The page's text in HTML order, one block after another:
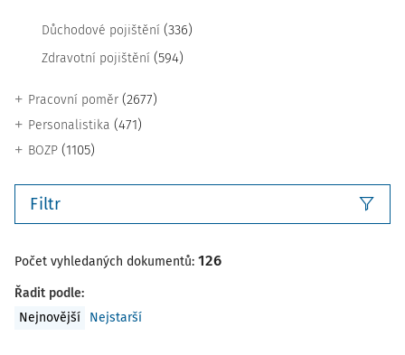
Důchodové pojištění (336)
Zdravotní pojištění (594)
Pracovní poměr (2677)
Personalistika (471)
BOZP (1105)
Filtr
Počet vyhledaných dokumentů: 126
Řadit podle:
Nejnovější
Nejstarší